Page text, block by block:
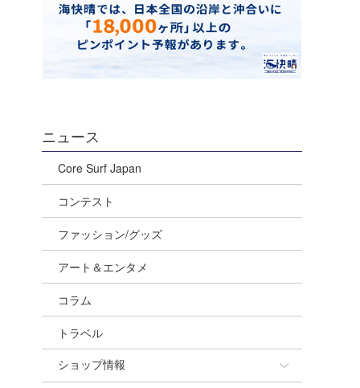
ニュース
Core Surf Japan
コンテスト
ファッション/グッズ
アート＆エンタメ
コラム
トラベル
ショップ情報